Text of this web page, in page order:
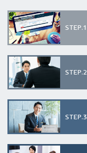
STEP.1
STEP.2
STEP.3